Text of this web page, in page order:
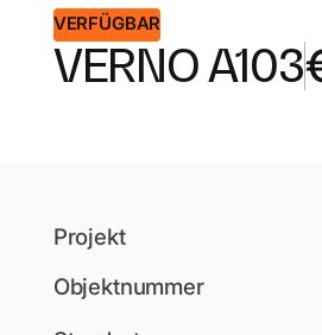
VERFÜGBAR
VERNO A103
Projekt
Objektnummer